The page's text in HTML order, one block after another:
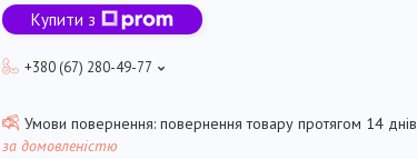
Купити з
+380 (67) 280-49-77
повернення товару протягом 14 днів
за домовленістю